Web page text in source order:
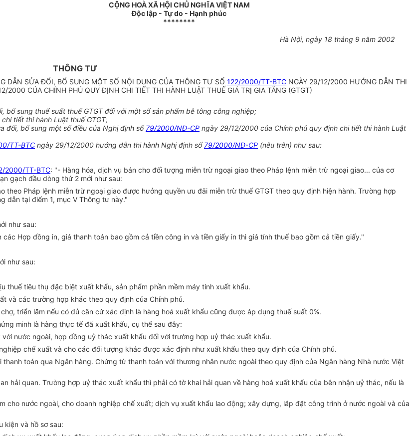
CỘNG HOÀ XÃ HỘI CHỦ NGHĨA VIỆT NAM
Độc lập - Tự do - Hạnh phúc
********
Hà Nội, ngày 18 tháng 9 năm 2002
THÔNG TƯ
DẪN SỬA ĐỔI, BỔ SUNG MỘT SỐ NỘI DUNG CỦA THÔNG TƯ SỐ 122/2000/TT-BTC NGÀY 29/12/2000 HƯỚNG DẪN THI
2000 CỦA CHÍNH PHỦ QUY ĐỊNH CHI TIẾT THI HÀNH LUẬT THUẾ GIÁ TRỊ GIA TĂNG (GTGT)
sung thuế suất thuế GTGT đối với một số sản phẩm bê tông công nghiệp;
tiết thi hành Luật thuế GTGT;
đổi, bổ sung một số điều của Nghị định số79/2000/NĐ-CP ngày 29/12/2000 của Chính phủ quy định chi tiết thi hành Luật
TT-BTC ngày 29/12/2000 hướng dẫn thi hành Nghị định số79/2000/NĐ-CP (nêu trên) như sau:
2000/TT-BTC: "- Hàng hóa, dịch vụ bán cho đối tượng miễn trừ ngoại giao theo Pháp lệnh miễn trừ ngoại giao... của cơ
gạch đầu dòng thứ 2 mới như sau:
Pháp lệnh miễn trừ ngoại giao được hưởng quyền ưu đãi miễn trừ thuế GTGT theo quy định hiện hành. Trường hợp
dẫn tại điểm 1, mục V Thông tư này."
như sau:
Hợp đồng in, giá thanh toán bao gồm cả tiền công in và tiền giấy in thì giá tính thuế bao gồm cả tiền giấy."
như sau:
thuế tiêu thụ đặc biệt xuất khẩu, sản phẩm phần mềm máy tính xuất khẩu.
và các trường hợp khác theo quy định của Chính phủ.
triển lãm nếu có đủ căn cứ xác định là hàng hoá xuất khẩu cũng được áp dụng thuế suất 0%.
minh là hàng thực tế đã xuất khẩu, cụ thể sau đây:
nước ngoài, hợp đồng uỷ thác xuất khẩu đối với trường hợp uỷ thác xuất khẩu.
chế xuất và cho các đối tượng khác được xác định như xuất khẩu theo quy định của Chính phủ.
toán qua Ngân hàng. Chứng từ thanh toán với thương nhân nước ngoài theo quy định của Ngân hàng Nhà nước Việt
hải quan. Trường hợp uỷ thác xuất khẩu thì phải có tờ khai hải quan về hàng hoá xuất khẩu của bên nhận uỷ thác, nếu là
cho nước ngoài, cho doanh nghiệp chế xuất; dịch vụ xuất khẩu lao động; xây dựng, lắp đặt công trình ở nước ngoài và của
kiện và hồ sơ sau: